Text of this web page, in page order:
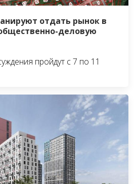
отдать рынок в
деловую
пройдут с 7 по 11